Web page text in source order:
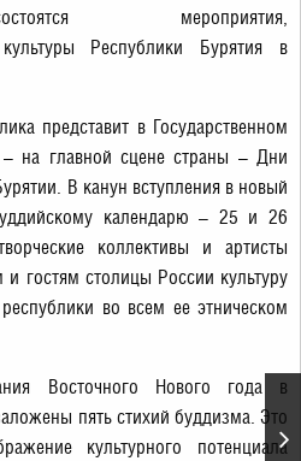
мероприятия,
Республики Бурятия в
представит в Государственном
на главной сцене страны – Дни
В канун вступления в новый
календарю – 25 и 26
коллективы и артисты
и гостям столицы России культуру
во всем ее этническом
Восточного Нового года в
пять стихий буддизма. Это
культурного потенциала